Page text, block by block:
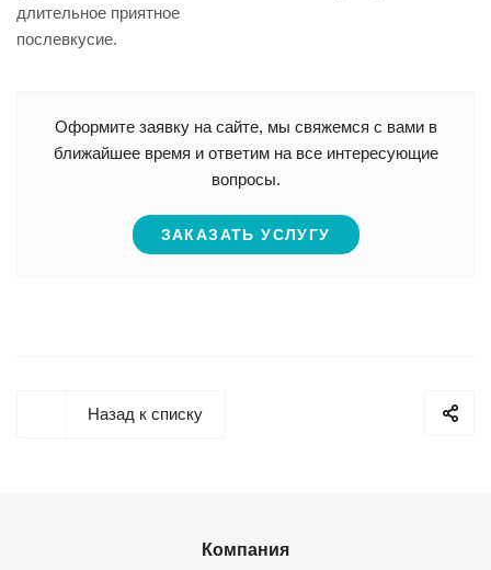
длительное приятное
послевкусие.
Оформите заявку на сайте, мы свяжемся с вами в
ближайшее время и ответим на все интересующие
вопросы.
ЗАКАЗАТЬ УСЛУГУ
Назад к списку
Компания